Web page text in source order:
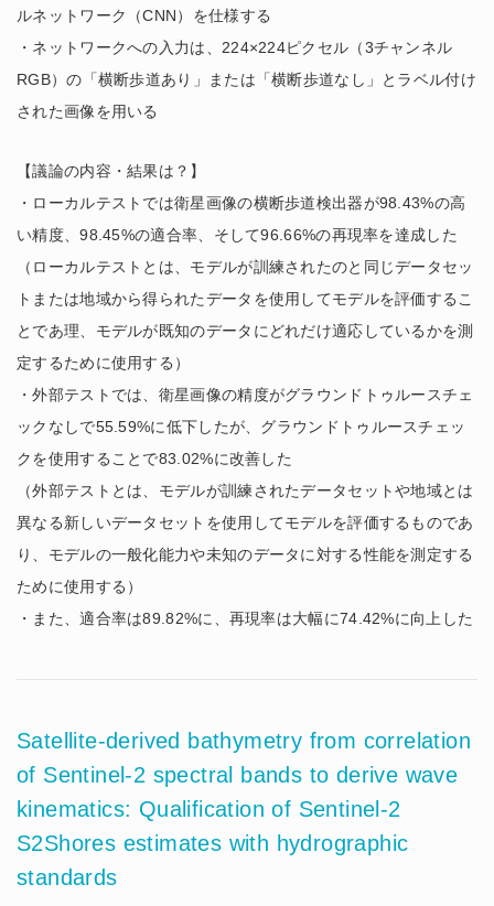
ルネットワーク（CNN）を仕様する
・ネットワークへの入力は、224×224ピクセル（3チャンネル
RGB）の「横断歩道あり」または「横断歩道なし」とラベル付け
された画像を用いる
【議論の内容・結果は？】
・ローカルテストでは衛星画像の横断歩道検出器が98.43%の高
い精度、98.45%の適合率、そして96.66%の再現率を達成した
（ローカルテストとは、モデルが訓練されたのと同じデータセッ
トまたは地域から得られたデータを使用してモデルを評価するこ
とであ理、モデルが既知のデータにどれだけ適応しているかを測
定するために使用する）
・外部テストでは、衛星画像の精度がグラウンドトゥルースチェ
ックなしで55.59%に低下したが、グラウンドトゥルースチェッ
クを使用することで83.02%に改善した
（外部テストとは、モデルが訓練されたデータセットや地域とは
異なる新しいデータセットを使用してモデルを評価するものであ
り、モデルの一般化能力や未知のデータに対する性能を測定する
ために使用する）
・また、適合率は89.82%に、再現率は大幅に74.42%に向上した
Satellite-derived bathymetry from correlation
of Sentinel-2 spectral bands to derive wave
kinematics: Qualification of Sentinel-2
S2Shores estimates with hydrographic
standards